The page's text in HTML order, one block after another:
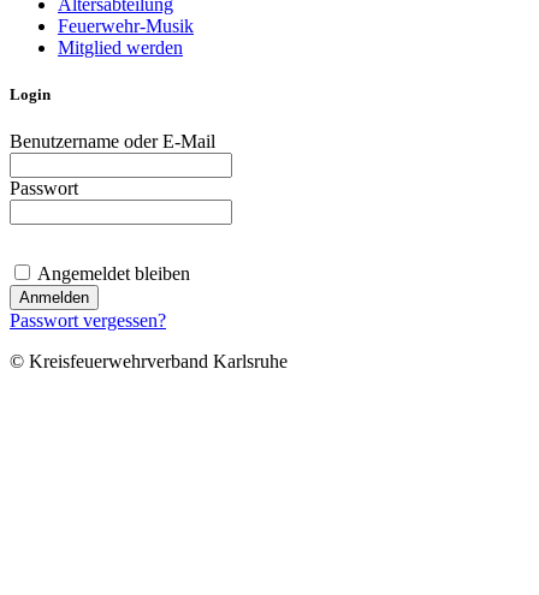
Feuerwehr-Musik
Mitglied werden
Login
Benutzername oder E-Mail
Passwort
Angemeldet bleiben
Passwort vergessen?
© Kreisfeuerwehrverband Karlsruhe